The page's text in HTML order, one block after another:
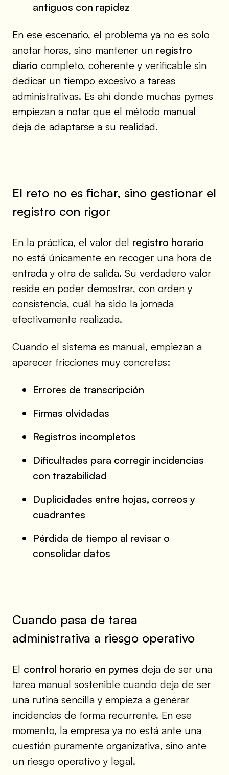
antiguos con rapidez
En ese escenario, el problema ya no es solo
anotar horas, sino mantener un registro
diario completo, coherente y verificable sin
dedicar un tiempo excesivo a tareas
administrativas. Es ahí donde muchas pymes
empiezan a notar que el método manual
deja de adaptarse a su realidad.
El reto no es fichar, sino gestionar el
registro con rigor
En la práctica, el valor del registro horario
no está únicamente en recoger una hora de
entrada y otra de salida. Su verdadero valor
reside en poder demostrar, con orden y
consistencia, cuál ha sido la jornada
efectivamente realizada.
Cuando el sistema es manual, empiezan a
aparecer fricciones muy concretas:
Errores de transcripción
Firmas olvidadas
Registros incompletos
Dificultades para corregir incidencias
con trazabilidad
Duplicidades entre hojas, correos y
cuadrantes
Pérdida de tiempo al revisar o
consolidar datos
Cuando pasa de tarea
administrativa a riesgo operativo
El control horario en pymes deja de ser una
tarea manual sostenible cuando deja de ser
una rutina sencilla y empieza a generar
incidencias de forma recurrente. En ese
momento, la empresa ya no está ante una
cuestión puramente organizativa, sino ante
un riesgo operativo y legal.